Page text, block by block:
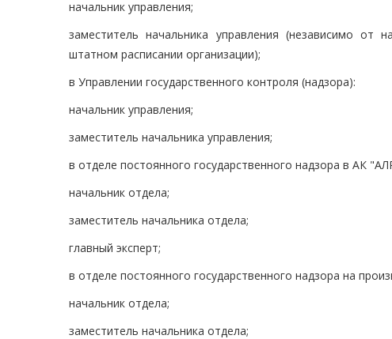
начальник управления;
заместитель начальника управления (независимо от
штатном расписании организации);
в Управлении государственного контроля (надзора):
начальник управления;
заместитель начальника управления;
в отделе постоянного государственного надзора в АК
начальник отдела;
заместитель начальника отдела;
главный эксперт;
в отделе постоянного государственного надзора на
начальник отдела;
заместитель начальника отдела;